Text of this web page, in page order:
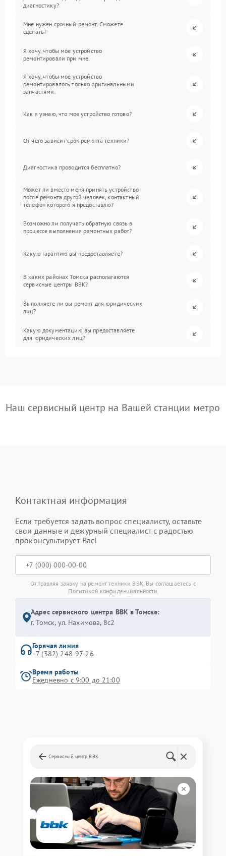
диагностику?
Мне нужен срочный ремонт. Сможете
сделать?
Я хочу, чтобы мое устройство
ремонтировали при мне.
Я хочу, чтобы мое устройство
ремонтировалось только оригинальными
запчастями.
Как я узнаю, что мое устройство готово?
От чего зависит срок ремонта техники?
Диагностика проводится бесплатно?
Может ли вместо меня принять устройство
после ремонта другой человек, контактный
телефон которого я предоставлю?
Возможно ли получать обратную связь в
процессе выполнения ремонтных работ?
Какую гарантию вы предоставляете?
В каких районах Томска располагаются
сервисные центры BBK?
Выполняете ли вы ремонт для юридических
лиц?
Какую документацию вы предоставляете
для юридических лиц?
Наш сервисный центр на Вашей станции метро
Контактная информация
Если требуется задать вопрос специалисту, оставьте
свои данные и дежурный специалист с радостью
проконсультирует Вас!
Отправляя заявку на ремонт техники BBK, Вы соглашаетесь с
Политикой конфиденциальности
Адрес сервисного центра BBK в Томске:
г. Томск, ул. Нахимова, 8с2
Горячая линия
+7 (382) 248-97-26
Время работы
Ежедневно с 9:00 до 21:00
Сервисный центр BBK